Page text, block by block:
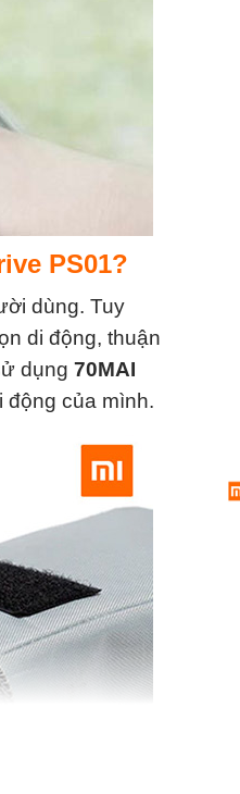
PS01?
dùng. Tuy
di động, thuận
dụng 70MAI
động của mình.